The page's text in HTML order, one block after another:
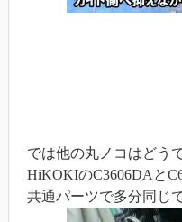
では他の丸ノコはどう
HiKOKIのC3606DAと
共通パーツで多分同じで